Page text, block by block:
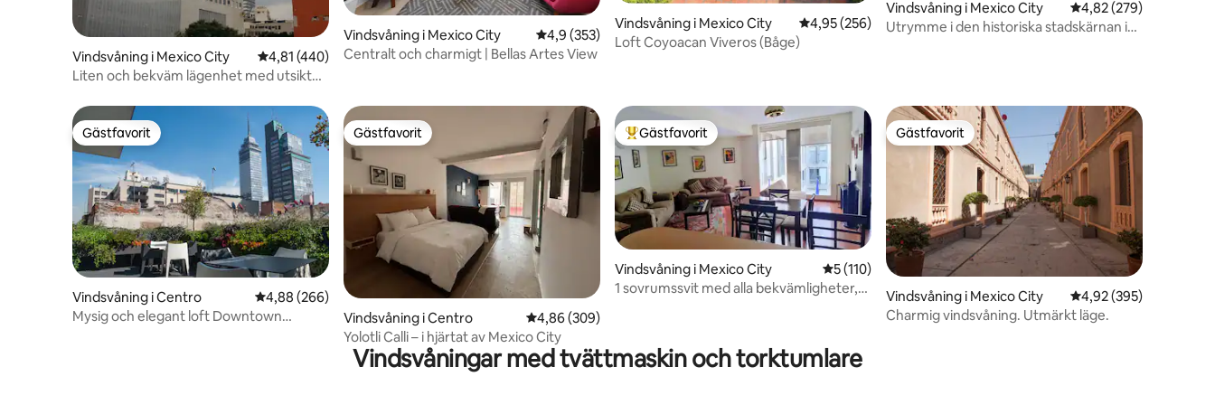
Vindsvåning i Mexico City 4,81 av 5 i genomsnittligt betyg, 440 omdömen
4,81 (440)
Liten och bekväm lägenhet med utsikt
Vindsvåning i Mexico City 4,9 av 5 i genomsnittligt betyg, 353 omdömen
4,9 (353)
Centralt och charmigt | Bellas Artes View
Vindsvåning i Mexico City 4,95 av 5 i genomsnittligt betyg, 256 omdömen
4,95 (256)
Loft Coyoacan Viveros (Båge)
Vindsvåning i Mexico City 4,82 av 5 i
4,82 (279)
Utrymme i den historiska stadskärnan i
Gästfavorit
Gästfavorit
Vindsvåning i Centro 4,88 av 5 i genomsnittligt betyg, 266 omdömen
4,88 (266)
Mysig och elegant loft Downtown
Gästfavorit
Gästfavorit
Vindsvåning i Centro 4,86 av 5 i genomsnittligt betyg, 309 omdömen
4,86 (309)
Yolotli Calli – i hjärtat av Mexico City
Populär gästfavorit
Gästfavorit
Vindsvåning i Mexico City 5 av 5 i genomsnittligt betyg, 110 omdömen
5 (110)
1 sovrumssvit med alla bekvämligheter,
Gästfavorit
Gästfavorit
Vindsvåning i Mexico City 4,92 av 5 i
4,92 (395)
Charmig vindsvåning. Utmärkt läge.
Vindsvåningar med tvättmaskin och torktumlare